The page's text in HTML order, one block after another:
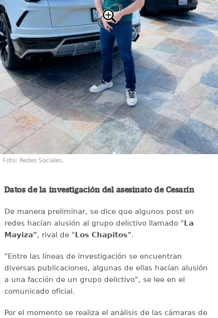
Foto: Redes Sociales.
Datos de la investigación del asesinato de Cesarín
De manera preliminar, se dice que algunos post en
redes hacían alusión al grupo delictivo llamado "La
Mayiza", rival de "Los Chapitos".
"Entre las líneas de investigación se encuentran
diversas publicaciones, algunas de ellas hacían alusión
a una facción de un grupo delictivo", se lee en el
comunicado oficial.
Por el momento se realiza el análisis de las cámaras de